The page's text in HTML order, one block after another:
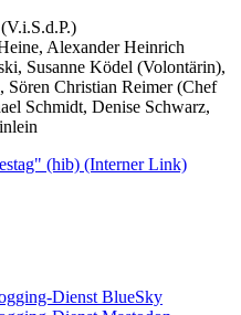
Alexander Heinrich
Susanne Ködel (Volontärin),
Sören Christian Reimer (Chef
Schmidt, Denise Schwarz,
(hib) (Interner Link)
Dienst BlueSky